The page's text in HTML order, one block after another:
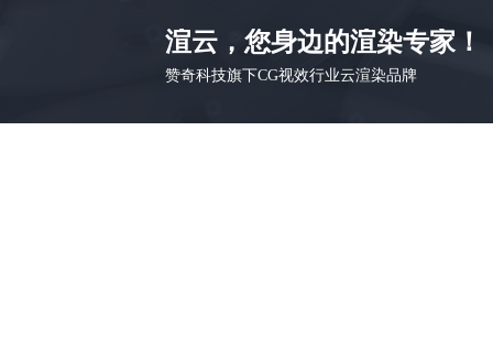
渲云，您身边的渲染专家！
赞奇科技旗下CG视效行业云渲染品牌